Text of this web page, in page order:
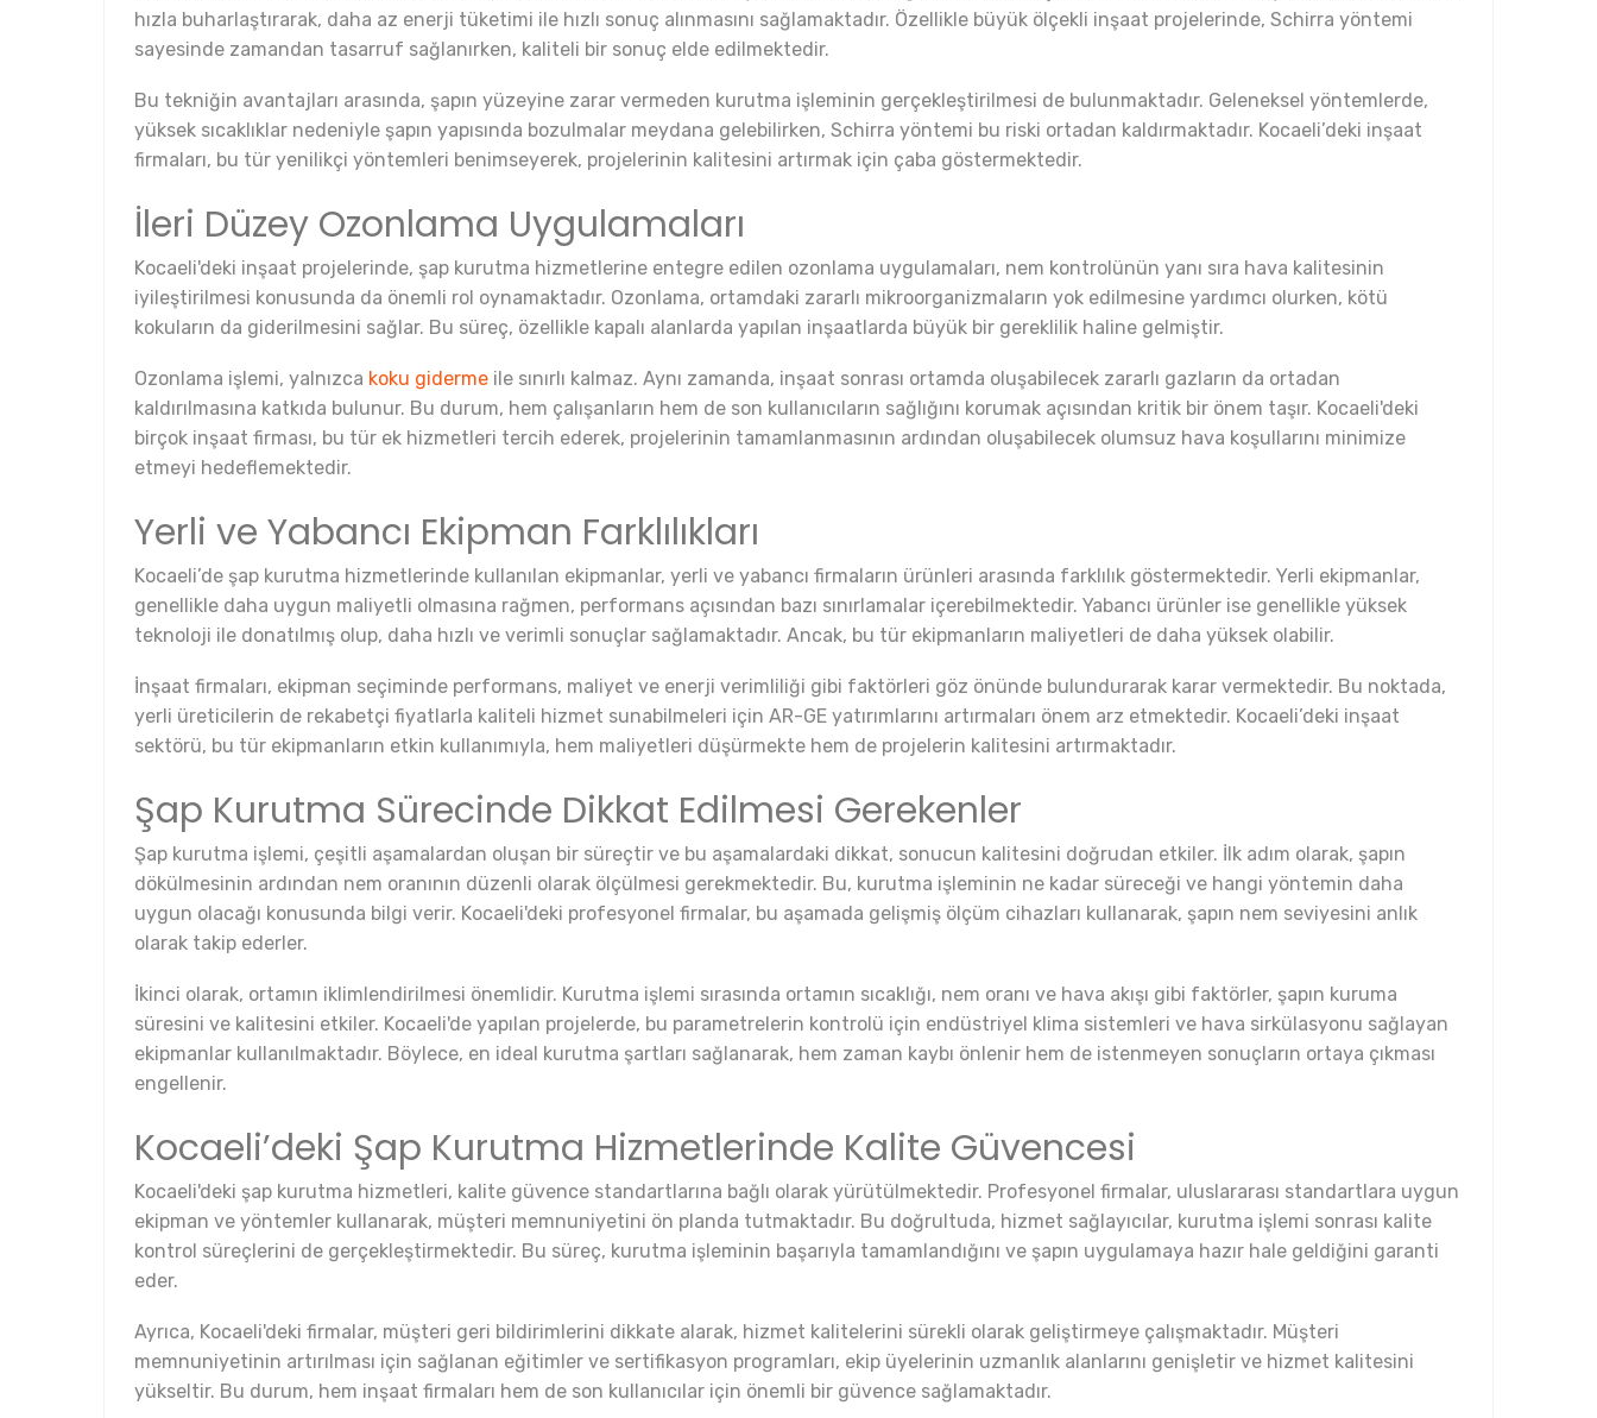
hızla buharlaştırarak, daha az enerji tüketimi ile hızlı sonuç alınmasını sağlamaktadır. Özellikle büyük ölçekli inşaat projelerinde, Schirra yöntemi
sayesinde zamandan tasarruf sağlanırken, kaliteli bir sonuç elde edilmektedir.
Bu tekniğin avantajları arasında, şapın yüzeyine zarar vermeden kurutma işleminin gerçekleştirilmesi de bulunmaktadır. Geleneksel yöntemlerde,
yüksek sıcaklıklar nedeniyle şapın yapısında bozulmalar meydana gelebilirken, Schirra yöntemi bu riski ortadan kaldırmaktadır. Kocaeli’deki inşaat
firmaları, bu tür yenilikçi yöntemleri benimseyerek, projelerinin kalitesini artırmak için çaba göstermektedir.
İleri Düzey Ozonlama Uygulamaları
Kocaeli'deki inşaat projelerinde, şap kurutma hizmetlerine entegre edilen ozonlama uygulamaları, nem kontrolünün yanı sıra hava kalitesinin
iyileştirilmesi konusunda da önemli rol oynamaktadır. Ozonlama, ortamdaki zararlı mikroorganizmaların yok edilmesine yardımcı olurken, kötü
kokuların da giderilmesini sağlar. Bu süreç, özellikle kapalı alanlarda yapılan inşaatlarda büyük bir gereklilik haline gelmiştir.
Ozonlama işlemi, yalnızca koku giderme ile sınırlı kalmaz. Aynı zamanda, inşaat sonrası ortamda oluşabilecek zararlı gazların da ortadan
kaldırılmasına katkıda bulunur. Bu durum, hem çalışanların hem de son kullanıcıların sağlığını korumak açısından kritik bir önem taşır. Kocaeli'deki
birçok inşaat firması, bu tür ek hizmetleri tercih ederek, projelerinin tamamlanmasının ardından oluşabilecek olumsuz hava koşullarını minimize
etmeyi hedeflemektedir.
Yerli ve Yabancı Ekipman Farklılıkları
Kocaeli’de şap kurutma hizmetlerinde kullanılan ekipmanlar, yerli ve yabancı firmaların ürünleri arasında farklılık göstermektedir. Yerli ekipmanlar,
genellikle daha uygun maliyetli olmasına rağmen, performans açısından bazı sınırlamalar içerebilmektedir. Yabancı ürünler ise genellikle yüksek
teknoloji ile donatılmış olup, daha hızlı ve verimli sonuçlar sağlamaktadır. Ancak, bu tür ekipmanların maliyetleri de daha yüksek olabilir.
İnşaat firmaları, ekipman seçiminde performans, maliyet ve enerji verimliliği gibi faktörleri göz önünde bulundurarak karar vermektedir. Bu noktada,
yerli üreticilerin de rekabetçi fiyatlarla kaliteli hizmet sunabilmeleri için AR-GE yatırımlarını artırmaları önem arz etmektedir. Kocaeli’deki inşaat
sektörü, bu tür ekipmanların etkin kullanımıyla, hem maliyetleri düşürmekte hem de projelerin kalitesini artırmaktadır.
Şap Kurutma Sürecinde Dikkat Edilmesi Gerekenler
Şap kurutma işlemi, çeşitli aşamalardan oluşan bir süreçtir ve bu aşamalardaki dikkat, sonucun kalitesini doğrudan etkiler. İlk adım olarak, şapın
dökülmesinin ardından nem oranının düzenli olarak ölçülmesi gerekmektedir. Bu, kurutma işleminin ne kadar süreceği ve hangi yöntemin daha
uygun olacağı konusunda bilgi verir. Kocaeli'deki profesyonel firmalar, bu aşamada gelişmiş ölçüm cihazları kullanarak, şapın nem seviyesini anlık
olarak takip ederler.
İkinci olarak, ortamın iklimlendirilmesi önemlidir. Kurutma işlemi sırasında ortamın sıcaklığı, nem oranı ve hava akışı gibi faktörler, şapın kuruma
süresini ve kalitesini etkiler. Kocaeli'de yapılan projelerde, bu parametrelerin kontrolü için endüstriyel klima sistemleri ve hava sirkülasyonu sağlayan
ekipmanlar kullanılmaktadır. Böylece, en ideal kurutma şartları sağlanarak, hem zaman kaybı önlenir hem de istenmeyen sonuçların ortaya çıkması
engellenir.
Kocaeli’deki Şap Kurutma Hizmetlerinde Kalite Güvencesi
Kocaeli'deki şap kurutma hizmetleri, kalite güvence standartlarına bağlı olarak yürütülmektedir. Profesyonel firmalar, uluslararası standartlara uygun
ekipman ve yöntemler kullanarak, müşteri memnuniyetini ön planda tutmaktadır. Bu doğrultuda, hizmet sağlayıcılar, kurutma işlemi sonrası kalite
kontrol süreçlerini de gerçekleştirmektedir. Bu süreç, kurutma işleminin başarıyla tamamlandığını ve şapın uygulamaya hazır hale geldiğini garanti
eder.
Ayrıca, Kocaeli'deki firmalar, müşteri geri bildirimlerini dikkate alarak, hizmet kalitelerini sürekli olarak geliştirmeye çalışmaktadır. Müşteri
memnuniyetinin artırılması için sağlanan eğitimler ve sertifikasyon programları, ekip üyelerinin uzmanlık alanlarını genişletir ve hizmet kalitesini
yükseltir. Bu durum, hem inşaat firmaları hem de son kullanıcılar için önemli bir güvence sağlamaktadır.